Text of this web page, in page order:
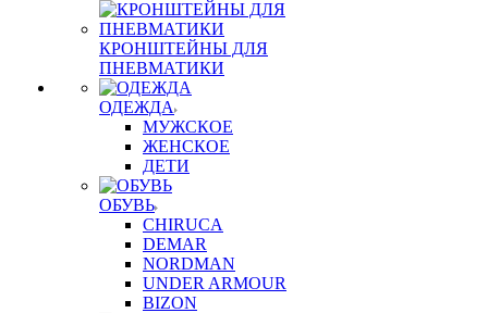
КРОНШТЕЙНЫ ДЛЯ
ПНЕВМАТИКИ
ОДЕЖДА
МУЖСКОЕ
ЖЕНСКОЕ
ДЕТИ
ОБУВЬ
CHIRUCA
DEMAR
NORDMAN
UNDER ARMOUR
BIZON